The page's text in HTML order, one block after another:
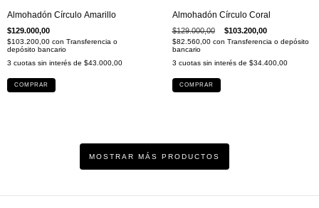
Almohadón Círculo Amarillo
$129.000,00
$103.200,00 con Transferencia o
depósito bancario
3 cuotas sin interés de $43.000,00
COMPRAR
Almohadón Círculo Coral
$129.000,00 $103.200,00
$82.560,00 con Transferencia o depósito
bancario
3 cuotas sin interés de $34.400,00
COMPRAR
MOSTRAR MÁS PRODUCTOS